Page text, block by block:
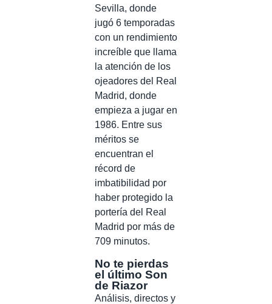
Sevilla, donde
jugó 6 temporadas
con un rendimiento
increíble que llama
la atención de los
ojeadores del Real
Madrid, donde
empieza a jugar en
1986. Entre sus
méritos se
encuentran el
récord de
imbatibilidad por
haber protegido la
portería del Real
Madrid por más de
709 minutos.
No te pierdas
el último Son
de Riazor
Análisis, directos y